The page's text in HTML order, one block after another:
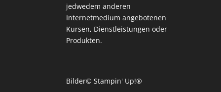
jedwedem anderen
Internetmedium angebotenen
Kursen, Dienstleistungen oder
Produkten.
Bilder© Stampin' Up!®